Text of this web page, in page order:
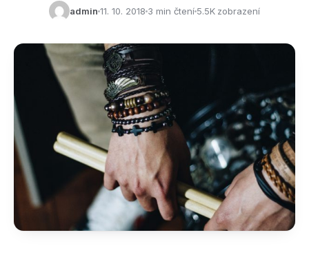
admin 11. 10. 2018 3 min čtení 5.5K zobrazení